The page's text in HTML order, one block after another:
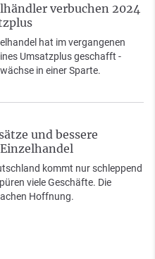
verbuchen 2024
hat im vergangenen
Umsatzplus geschafft -
in einer Sparte.
und bessere
kommt nur schleppend
viele Geschäfte. Die
Hoffnung.